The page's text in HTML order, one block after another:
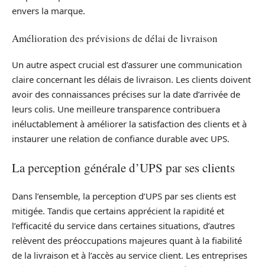
envers la marque.
Amélioration des prévisions de délai de livraison
Un autre aspect crucial est d’assurer une communication
claire concernant les délais de livraison. Les clients doivent
avoir des connaissances précises sur la date d’arrivée de
leurs colis. Une meilleure transparence contribuera
inéluctablement à améliorer la satisfaction des clients et à
instaurer une relation de confiance durable avec UPS.
La perception générale d’UPS par ses clients
Dans l’ensemble, la perception d’UPS par ses clients est
mitigée. Tandis que certains apprécient la rapidité et
l’efficacité du service dans certaines situations, d’autres
relèvent des préoccupations majeures quant à la fiabilité
de la livraison et à l’accès au service client. Les entreprises